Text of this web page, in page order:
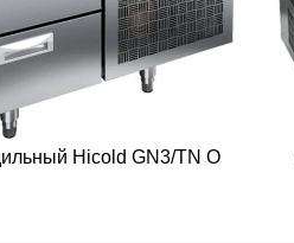
Hicold GN3/TN О